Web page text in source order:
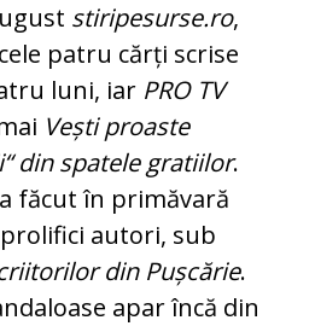
stiripesurse.ro,
patru cărți scrise
luni, iar PRO TV
Vești proaste
din spa­tele gratiilor.
făcut în pri­mă­vară
autori, sub
din Pușcărie.
apar încă din